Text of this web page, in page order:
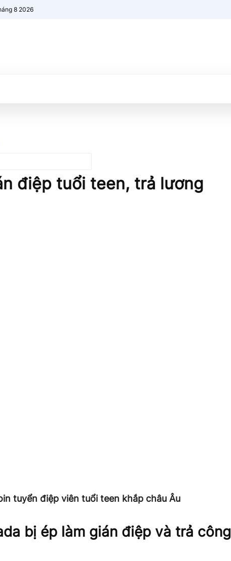
8 2026
điệp tuổi teen, trả lương
tuyển điệp viên tuổi teen khắp châu Âu
bị ép làm gián điệp và trả công